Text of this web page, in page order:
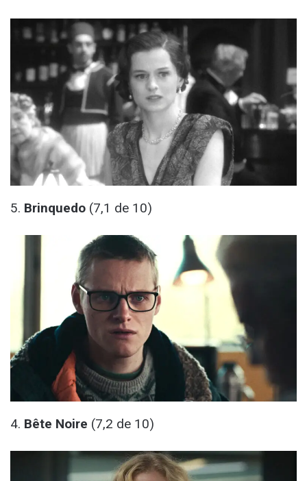
5. Brinquedo (7,1 de 10)
4. Bête Noire (7,2 de 10)